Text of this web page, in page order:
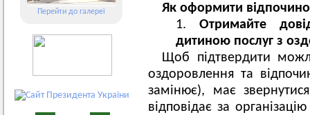
Перейти до галереї
Як оформити
Отримайте
дитиною послуг з
Щоб підтвердити
оздоровлення та
замінює), має
відповідає за